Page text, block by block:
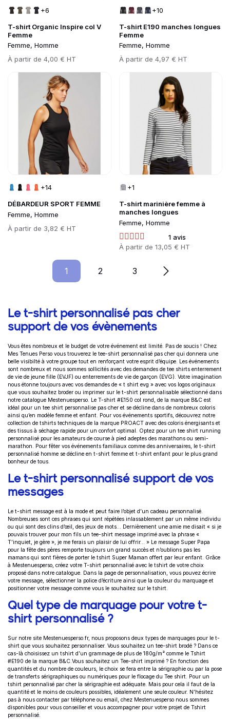
T-shirt Organic Inspire col V
Femme
Femme, Homme
Prix
À partir de 4,00 € HT
+6
T-shirt E190 manches longues
Femme
Femme, Homme
Prix
À partir de 4,97 € HT
+10
DÉBARDEUR SPORT FEMME
Femme, Homme
Prix
À partir de 3,82 € HT
+14
Go to product page
T-shirt marinière femme à
manches longues
Femme, Homme
1 avis
Prix
À partir de 13,05 € HT
+1
Go to product page
Page
1 Page
2 Page
3
Informations complémentaires
Le t-shirt personnalisé pas cher
support de vos évènements
Vous êtes nombreux et le budget de votre événement est limité. Pas de soucis ! Chez
Mes Tenues Perso vous trouverez le tee-shirt personnalisé pas cher qui donnera une
belle visibilté à votre groupe tout en renforçant votre esprit d’équipe. Les événements
sont nombreux et nous sommes sollicités avec des demandes de tee shirts enterrement
de vie de jeune fille (EVJF) ou enterrements de vie de garçon (EVG). Votre imagination
nous étonne toujours avec vos demandes de « t shirt evg » avec vos logos originaux
que vous souhaitez broder ou imprimer sur le t-shirt personnalisable sélectionné dans
notre catalogue Mestenuesperso. Le T-shirt #E150 col rond, de la marque B&C est
idéal pour un tee shirt personnalise pas cher et se décline dans de nombreux coloris
ainsi qu’en modèle femme et enfant. Pour vos événements sportifs, découvrez notre
collection de tshirts techniques de la marque PROACT avec des coloris énergisants et
des tissus à séchage rapide pour un confort optimal. Optez pour un tee shirt running
personnalisé pour les amateurs de course à pied adeptes des marathons ou semi-
marathon. Pour fêter vos événements familiaux comme des anniversaires, le t-shirt
personnalisé homme se décline en t-shirt femme et t-shirt enfant pour le plus grand
bonheur de tous.
Le t-shirt personnalisé support de vos
messages
Le t-shirt message est à la mode et peut faire l’objet d’un cadeau personnalisé.
Nombreuses sont ces phrases qui sont répétées inlassablement par un même individu
ou qui sont des clins d’œil, des jeux de mots… Dernièrement une amie me disait « si je
pouvais trouver pour mon fils un tee-shirt message imprimé avec la phrase «
T’inquiet, je gère », je me ferais un plaisir de lui offrir… » Le message Super Papa
pour la fête des pères remporte toujours un grand succès et n’oublions pas les
mamans qui sont fières de porter le tshirt Super Maman offert par leur enfant. Grâce
à Mestenuesperso, créez votre T-shirt personnalisé avec le tshirt de votre choix
proposé dans notre catalogue. Dans la page de personnalisation, vous pouvez écrire
votre message, sélectionner la police d’écriture ainsi que la couleur du marquage et
positionner votre message comme vous le souhaitez sur le tshirt.
Quel type de marquage pour votre t-
shirt personnalisé ?
Sur notre site Mestenuesperso.fr, nous proposons deux types de marquages pour le t-
shirt que vous souhaitez personnaliser. Vous souhaitez un tee-shirt brodé ? Dans ce
cas-là choisissez un tshirt d’un grammage de plus de 180g/m² comme le Tshirt
#E190 de la marque B&C.Vous souhaitez un Tee-shirt imprimé ? En fonction des
quantités et du nombre de couleurs, le choix se fera entre la sérigraphie ou par la pose
de transferts sérigraphiques ou numériques pour le flocage du Tee shirt. Pour un
tshirt personnalisé par cher la sérigraphie est adéquate. Mais pour cela il faut de la
quantité et le moins de couleurs possibles, idéalement une seule couleur. N’hésitez
pas à nous contacter par téléphone ou email, chez Mestenuesperso nous sommes
disponibles pour vous conseiller et vous accompagner pour votre projet de Tshirt
personnalisé.